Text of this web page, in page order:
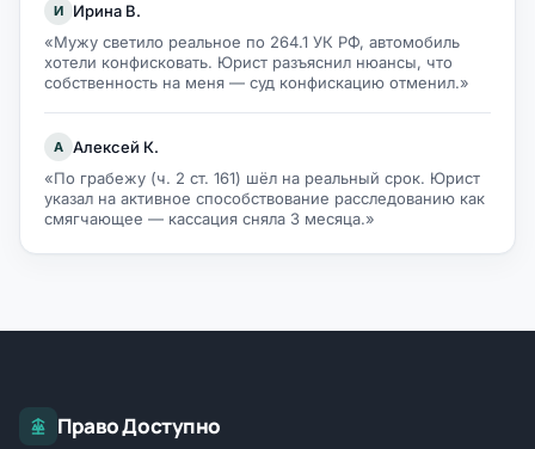
И
Ирина В.
«Мужу светило реальное по 264.1 УК РФ, автомобиль
хотели конфисковать. Юрист разъяснил нюансы, что
собственность на меня — суд конфискацию отменил.»
А Алексей К.
«По грабежу (ч. 2 ст. 161) шёл на реальный срок. Юрист
указал на активное способствование расследованию как
смягчающее — кассация сняла 3 месяца.»
Право Доступно